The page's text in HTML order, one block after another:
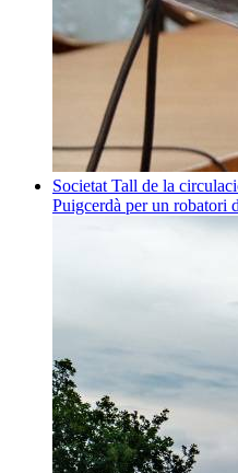
Societat Tall de la
Puigcerdà per un robatori